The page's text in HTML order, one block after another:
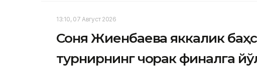
13:10, 07 Август 2026
Соня Жиенбаева яккалик
турнирнинг чорак финалга